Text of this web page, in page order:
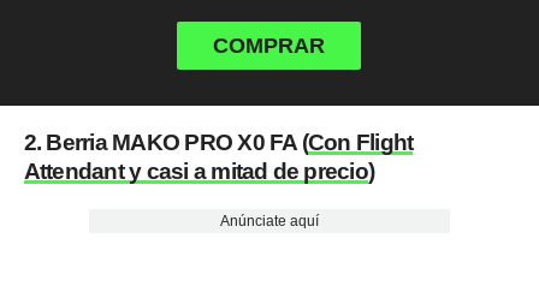
COMPRAR
2. Berria MAKO PRO X0 FA (Con Flight
Attendant y casi a mitad de precio)
Anúnciate aquí